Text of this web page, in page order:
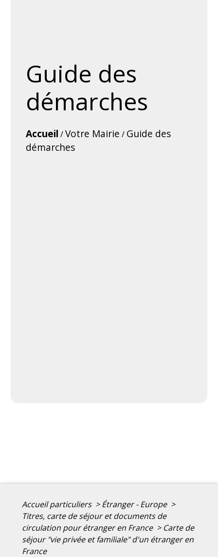
Guide des
démarches
Accueil /Votre Mairie / Guide des
démarches
Accueil particuliers > Étranger - Europe >
Titres, carte de séjour et documents de
circulation pour étranger en France > Carte de
séjour "vie privée et familiale" d'un étranger en
France